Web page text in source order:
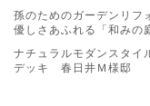
孫のためのガーデンリフ
優しさあふれる「和みの
ナチュラルモダンスタイ
デッキ 春日井Ｍ様邸